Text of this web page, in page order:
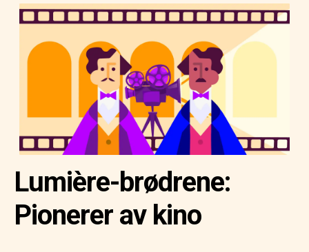
Lumière-brødrene:
Pionerer av kino